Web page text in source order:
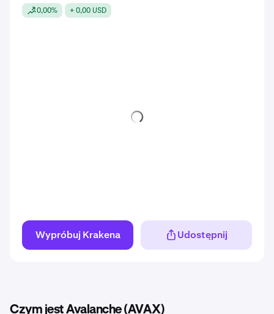
0,00% + 0,00 USD
Wypróbuj Krakena Udostępnij
Czym jest Avalanche (AVAX)